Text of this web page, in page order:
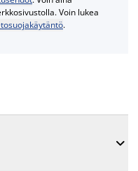
Voin lukea
.
